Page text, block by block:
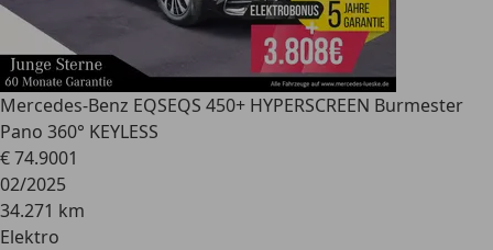
Mercedes-Benz EQSEQS 450+ HYPERSCREEN Burmester
Pano 360° KEYLESS
€ 74.9001
02/2025
34.271 km
Elektro